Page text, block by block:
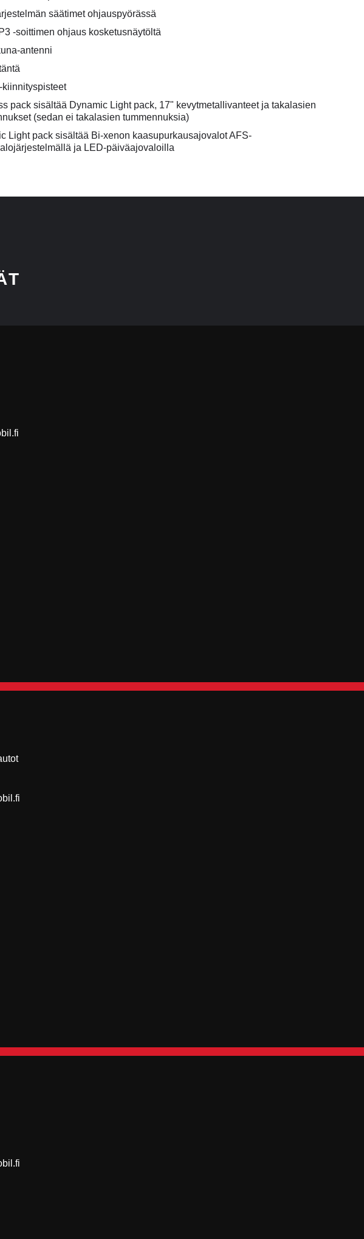
säätimet ohjauspyörässä
-soittimen ohjaus kosketusnäytöltä
antenni
kiinnityspisteet
pack sisältää Dynamic Light pack, 17" kevytmetallivanteet ja takalasien
(sedan ei takalasien tummennuksia)
Light pack sisältää Bi-xenon kaasupurkausajovalot AFS-
ja LED-päiväajovaloilla